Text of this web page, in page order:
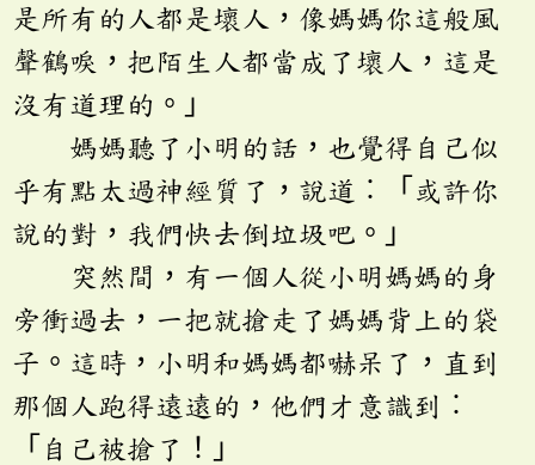
是所有的人都是壞人，像媽媽你這般風
聲鶴唳，把陌生人都當成了壞人，這是
沒有道理的。」
媽媽聽了小明的話，也覺得自己似
乎有點太過神經質了，說道︰「或許你
說的對，我們快去倒垃圾吧。」
突然間，有一個人從小明媽媽的身
旁衝過去，一把就搶走了媽媽背上的袋
子。這時，小明和媽媽都嚇呆了，直到
那個人跑得遠遠的，他們才意識到︰
「自己被搶了！」